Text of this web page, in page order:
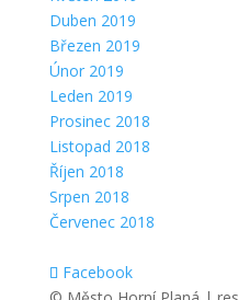
Duben 2019
Březen 2019
Únor 2019
Leden 2019
Prosinec 2018
Listopad 2018
Říjen 2018
Srpen 2018
Červenec 2018
Facebook